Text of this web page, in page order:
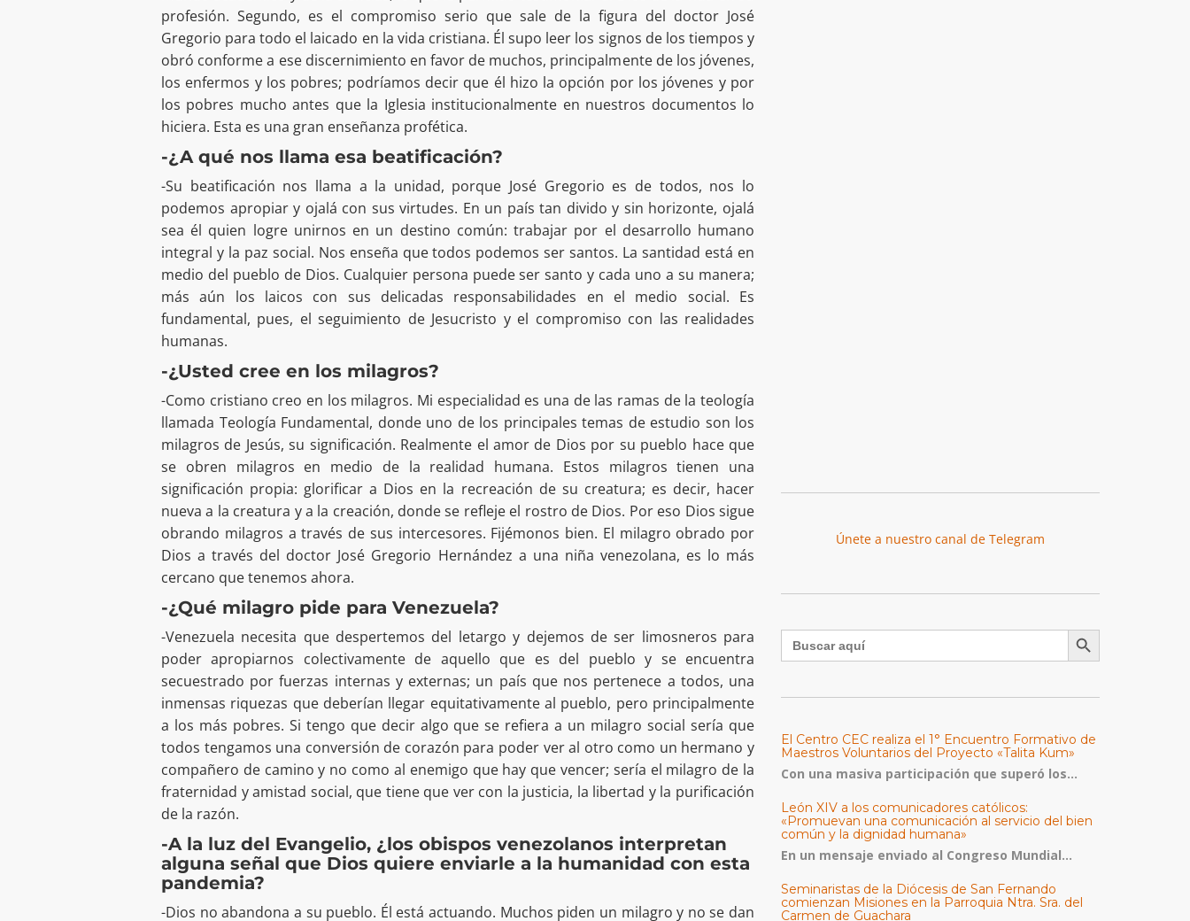
profesión. Segundo, es el compromiso serio que sale de la figura del doctor José
Gregorio para todo el laicado en la vida cristiana. Él supo leer los signos de los tiempos y
obró conforme a ese discernimiento en favor de muchos, principalmente de los jóvenes,
los enfermos y los pobres; podríamos decir que él hizo la opción por los jóvenes y por
los pobres mucho antes que la Iglesia institucionalmente en nuestros documentos lo
hiciera. Esta es una gran enseñanza profética.
-¿A qué nos llama esa beatificación?
-Su beatificación nos llama a la unidad, porque José Gregorio es de todos, nos lo
podemos apropiar y ojalá con sus virtudes. En un país tan divido y sin horizonte, ojalá
sea él quien logre unirnos en un destino común: trabajar por el desarrollo humano
integral y la paz social. Nos enseña que todos podemos ser santos. La santidad está en
medio del pueblo de Dios. Cualquier persona puede ser santo y cada uno a su manera;
más aún los laicos con sus delicadas responsabilidades en el medio social. Es
fundamental, pues, el seguimiento de Jesucristo y el compromiso con las realidades
humanas.
-¿Usted cree en los milagros?
-Como cristiano creo en los milagros. Mi especialidad es una de las ramas de la teología
llamada Teología Fundamental, donde uno de los principales temas de estudio son los
milagros de Jesús, su significación. Realmente el amor de Dios por su pueblo hace que
se obren milagros en medio de la realidad humana. Estos milagros tienen una
significación propia: glorificar a Dios en la recreación de su creatura; es decir, hacer
nueva a la creatura y a la creación, donde se refleje el rostro de Dios. Por eso Dios sigue
obrando milagros a través de sus intercesores. Fijémonos bien. El milagro obrado por
Dios a través del doctor José Gregorio Hernández a una niña venezolana, es lo más
cercano que tenemos ahora.
-¿Qué milagro pide para Venezuela?
-Venezuela necesita que despertemos del letargo y dejemos de ser limosneros para
poder apropiarnos colectivamente de aquello que es del pueblo y se encuentra
secuestrado por fuerzas internas y externas; un país que nos pertenece a todos, una
inmensas riquezas que deberían llegar equitativamente al pueblo, pero principalmente
a los más pobres. Si tengo que decir algo que se refiera a un milagro social sería que
todos tengamos una conversión de corazón para poder ver al otro como un hermano y
compañero de camino y no como al enemigo que hay que vencer; sería el milagro de la
fraternidad y amistad social, que tiene que ver con la justicia, la libertad y la purificación
de la razón.
-A la luz del Evangelio, ¿los obispos venezolanos interpretan
alguna señal que Dios quiere enviarle a la humanidad con esta
pandemia?
-Dios no abandona a su pueblo. Él está actuando. Muchos piden un milagro y no se dan
Únete a nuestro canal de Telegram
Buscar: Botón de búsqueda
El Centro CEC realiza el 1° Encuentro Formativo de
Maestros Voluntarios del Proyecto «Talita Kum»
Con una masiva participación que superó los...
León XIV a los comunicadores católicos:
«Promuevan una comunicación al servicio del bien
común y la dignidad humana»
En un mensaje enviado al Congreso Mundial...
Seminaristas de la Diócesis de San Fernando
comienzan Misiones en la Parroquia Ntra. Sra. del
Carmen de Guachara